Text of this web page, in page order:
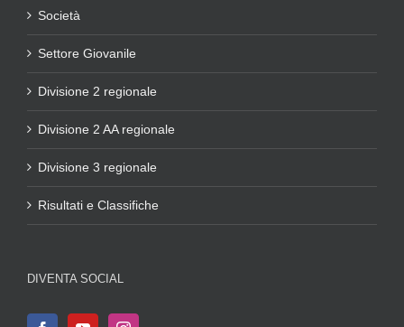
Società
Settore Giovanile
Divisione 2 regionale
Divisione 2 AA regionale
Divisione 3 regionale
Risultati e Classifiche
DIVENTA SOCIAL